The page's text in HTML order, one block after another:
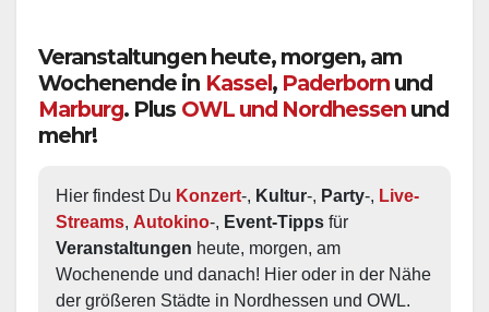
Veranstaltungen heute, morgen, am
Wochenende in Kassel, Paderborn und
Marburg. Plus OWL und Nordhessen und
mehr!
Hier findest Du Konzert-, Kultur-, Party-, Live-
Streams, Autokino-, Event-Tipps
Veranstaltungen heute, morgen, am
Wochenende und danach! Hier oder in der Nähe
der größeren Städte in Nordhessen und OWL.